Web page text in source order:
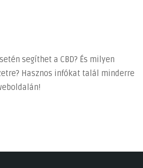
segíthet a CBD? És milyen
Hasznos infókat talál minderre